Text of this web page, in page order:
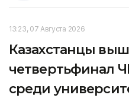
13:23, 07 Августа 2026
Казахстанцы
четвертьфинал
среди